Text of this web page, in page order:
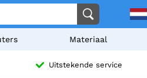
Materiaal
Uitstekende service